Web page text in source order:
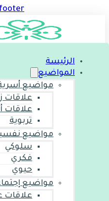
الرئيسة
المواضيع
مواضيع
علاقات
علاقات
تربوية
مواضيع
سلوكي
فكري
حيوي
مواضيع
علاقات